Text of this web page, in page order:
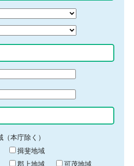
（本庁除く）
揖斐地域
郡上地域
可茂地域